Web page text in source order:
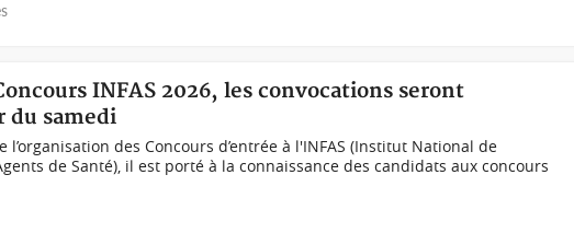
INFAS 2026, les convocations seront
du samedi
l’organisation des Concours d’entrée à l'INFAS (Institut National de
de Santé), il est porté à la connaissance des candidats aux concours